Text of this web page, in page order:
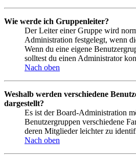
Wie werde ich Gruppenleiter?
Der Leiter einer Gruppe wird
Administration festgelegt, wenn
Wenn du eine eigene
solltest du einen Administrator
Nach oben
Weshalb werden verschiedene
dargestellt?
Es ist der Board-Administration
Benutzergruppen verschiedene
deren Mitglieder leichter zu
Nach oben